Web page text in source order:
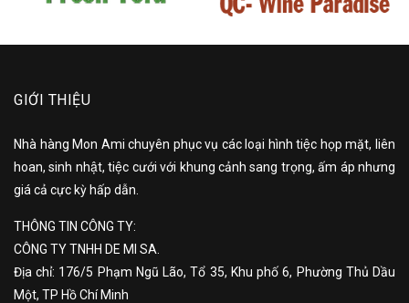
GIỚI THIỆU
Nhà hàng Mon Ami chuyên phục vụ các loại hình tiệc họp mặt, liên
hoan, sinh nhật, tiệc cưới với khung cảnh sang trọng, ấm áp nhưng
giá cả cực kỳ hấp dẫn.
THÔNG TIN CÔNG TY:
CÔNG TY TNHH DE MI SA.
Địa chỉ: 176/5 Phạm Ngũ Lão, Tổ 35, Khu phố 6, Phường Thủ Dầu
Một, TP Hồ Chí Minh